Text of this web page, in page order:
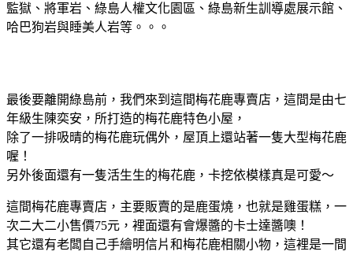
監獄、將軍岩、綠島人權文化園區、綠島新生訓導處展示館、
哈巴狗岩與睡美人岩等。。。
最後要離開綠島前，我們來到這間梅花鹿專賣店，這間是由七
年級生陳奕安，所打造的梅花鹿特色小屋，
除了一排吸晴的梅花鹿玩偶外，屋頂上還站著一隻大型梅花鹿
喔！
另外後面還有一隻活生生的梅花鹿，卡挖依模樣真是可愛～
這間梅花鹿專賣店，主要販賣的是鹿蛋燒，也就是雞蛋糕，一
次二大二小售價75元，裡面還有會爆醬的卡士達醬噢！
其它還有老闆自己手繪明信片和梅花鹿相關小物，這裡是一間